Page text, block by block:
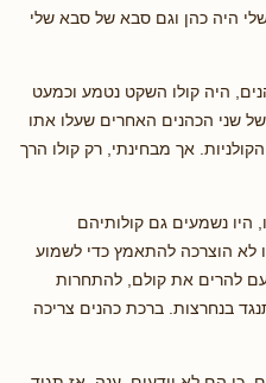
היה כהן וגם סבא של סבא שלי
היה קולו השקט נטמע וכמעט
שני הכהנים האחרים שעלו אתו
אך מבחינתי, רק קולו הרך
היו נשמעים גם קולותיהם
לא הוצרכה להתאמץ כדי לשמוע
להרים את קולם, להתחרות
בנחרצות. ברכת כהנים צריכה